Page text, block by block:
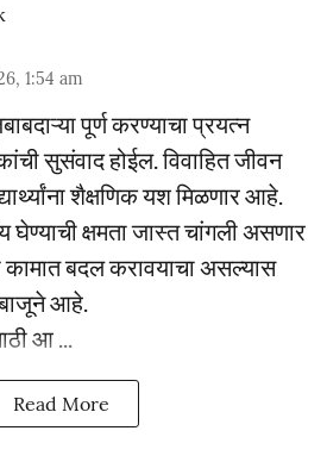
1:54 am
पूर्ण करण्याचा प्रयत्न
सुसंवाद होईल. विवाहित जीवन
शैक्षणिक यश मिळणार आहे.
क्षमता जास्त चांगली असणार
बदल करावयाचा असल्यास
आहे.
आ ...
Read More